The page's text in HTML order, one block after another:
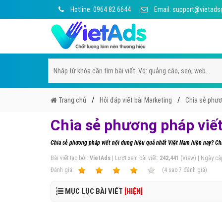
Hotline: 0964 82 6644 Email:
Trang chủ Hỏi đáp viết bài Marketing Chia sẻ
Chia sẻ phương pháp
Chia sẻ phương pháp viết nội dung hiệu quả nhất Việt Nam hiện nay?
Bài viết tạo bởi: VietAds | Lượt xem bài viết: 242,441 (View) | Ngày
Ðánh giá:
(4 sao 7 đánh giá)
MỤC LỤC BÀI VIẾT [HIỆN]